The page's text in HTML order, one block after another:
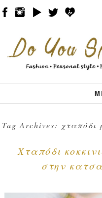
Menu
Skip to content
Tag Archives: χταπόδι
Χταπόδι
στην